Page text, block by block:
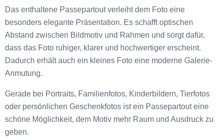
Das enthaltene Passepartout verleiht dem Foto eine
besonders elegante Präsentation. Es schafft optischen
Abstand zwischen Bildmotiv und Rahmen und sorgt dafür,
dass das Foto ruhiger, klarer und hochwertiger erscheint.
Dadurch erhält auch ein kleines Foto eine moderne Galerie-
Anmutung.
Gerade bei Portraits, Familienfotos, Kinderbildern, Tierfotos
oder persönlichen Geschenkfotos ist ein Passepartout eine
schöne Möglichkeit, dem Motiv mehr Raum und Ausdruck zu
geben.